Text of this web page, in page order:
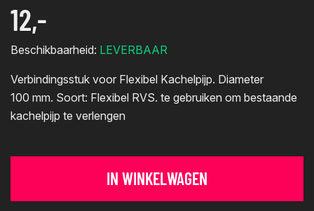
12,-
Verbindingsstuk voor Flexibel Kachelpijp. Diameter
100 mm. Soort: Flexibel RVS. te gebruiken om bestaande
kachelpijp te verlengen
Beschikbaarheid: LEVERBAAR
IN WINKELWAGEN